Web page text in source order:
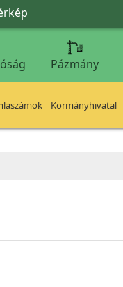
Pázmány
Kormányhivatal